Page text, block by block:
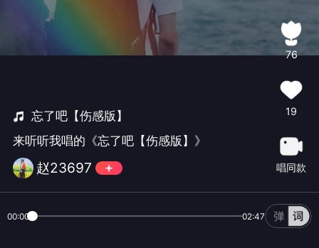
忘了吧【伤感版】
来听听我唱的《忘了吧【伤感版】》
赵23697
76
19
唱同款
00:00 02:47